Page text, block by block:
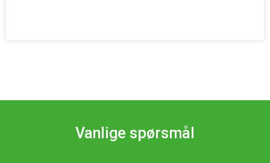
Vanlige spørsmål